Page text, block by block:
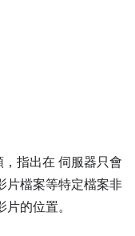
，指出在 伺服器只會
片檔案等特定檔案非
的位置。